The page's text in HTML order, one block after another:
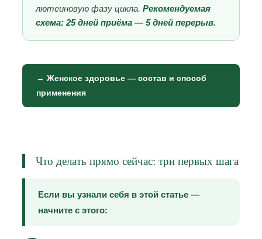
лютеиновую фазу цикла. Рекомендуемая
схема: 25 дней приёма — 5 дней перерыв.
→ Женское здоровье — состав и способ
применения
Что делать прямо сейчас: три первых шага
Если вы узнали себя в этой статье —
начните с этого: